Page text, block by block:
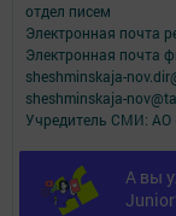
А вы
отдел писем
Электронная почта
Электронная почта
sheshminskaja-
sheshminskaja-
Учредитель СМИ:
Антикоррупционная
АО «ТАТМЕДИА»
удобства